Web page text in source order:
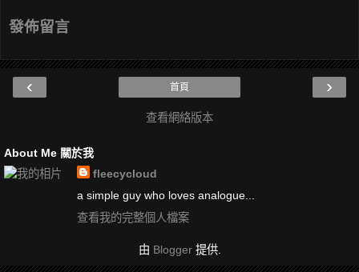
發佈留言
‹ ›
首頁
查看網絡版本
About Me 關於我
fleecycloud
a simple guy who loves analogue...
查看我的完整個人檔案
由 Blogger提供.